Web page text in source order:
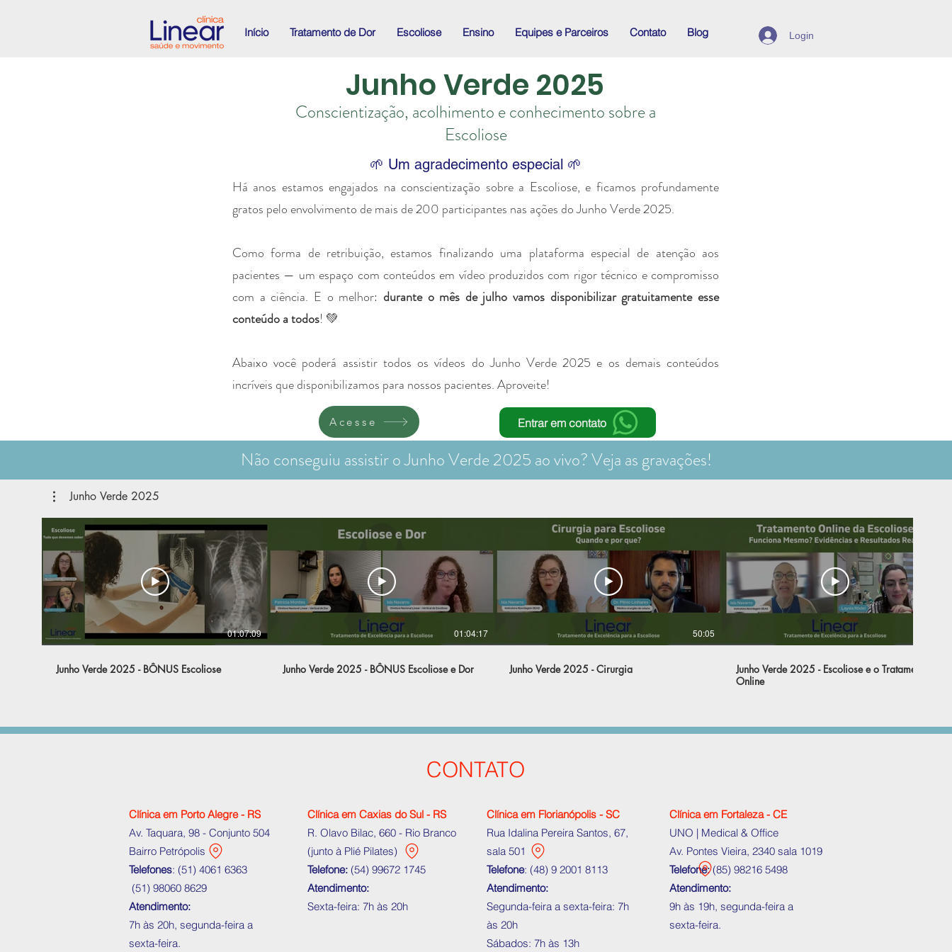
Início Tratamento de Dor Escoliose Ensino Equipes e Parceiros Contato Blog Login
Junho Verde 2025
Conscientização, acolhimento e conhecimento sobre a
Escoliose
🌱 Um agradecimento especial 🌱
Há anos estamos engajados na conscientização sobre a Escoliose, e ficamos profundamente
gratos pelo envolvimento de mais de 200 participantes nas ações do Junho Verde 2025.
Como forma de retribuição, estamos finalizando uma plataforma especial de atenção aos
pacientes — um espaço com conteúdos em vídeo produzidos com rigor técnico e compromisso
com a ciência. E o melhor: durante o mês de julho vamos disponibilizar gratuitamente esse
conteúdo a todos! 💚
Abaixo você poderá assistir todos os vídeos do Junho Verde 2025 e os demais conteúdos
incríveis que disponibilizamos para nossos pacientes. Aproveite!
Acesse Entrar em contato
Não conseguiu assistir o Junho Verde 2025 ao vivo? Veja as gravações!
Junho Verde 2025
01:07:09
Junho Verde 2025 - BÔNUS Escoliose
01:04:17
Junho Verde 2025 - BÔNUS Escoliose e Dor
50:05
Junho Verde 2025 - Cirurgia
Junho Verde 2025 - Escoliose e o Tratamento
Online
CONTATO
Clínica em Porto Alegre - RS
Av. Taquara, 98 - Conjunto 504
Bairro Petrópolis
Telefones: (51) 4061 6363
(51) 98060 8629
Atendimento:
7h às 20h, segunda-feira a
sexta-feira.
Clínica em Caxias do Sul - RS
R. Olavo Bilac, 660 - Rio Branco
(junto à Plié Pilates)
Telefone: (54) 99672 1745
Atendimento:
Sexta-feira: 7h às 20h
Clínica em Florianópolis - SC
Rua Idalina Pereira Santos, 67,
sala 501
Telefone: (48) 9 2001 8113
Atendimento:
Segunda-feira a sexta-feira: 7h
às 20h
Sábados: 7h às 13h
Clínica em Fortaleza - CE
UNO | Medical & Office
Av. Pontes Vieira, 2340 sala 1019
Telefone:(85) 98216 5498
Atendimento:
9h às 19h, segunda-feira a
sexta-feira.